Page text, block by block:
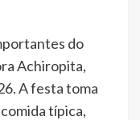
do
Achiropita,
A festa toma
típica,